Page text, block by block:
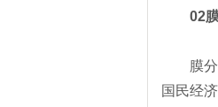
02膜
膜分离
国民经